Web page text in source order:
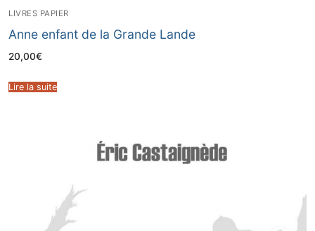
LIVRES PAPIER
Anne enfant de la Grande Lande
20,00€
Lire la suite